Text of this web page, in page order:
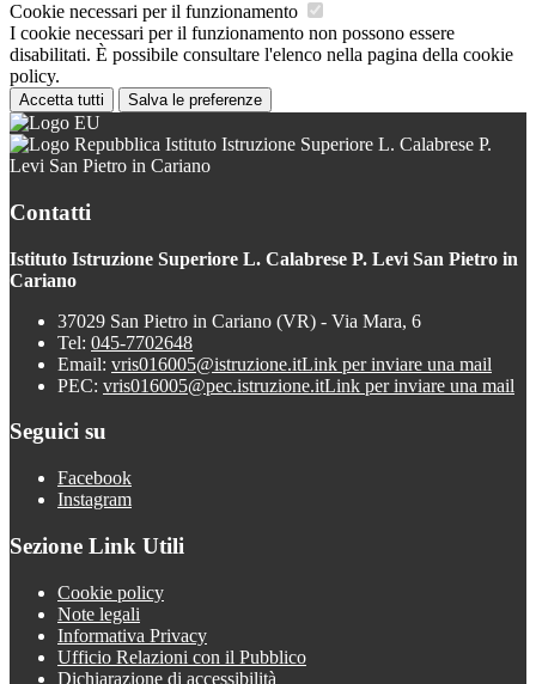
Cookie necessari per il funzionamento
I cookie necessari per il funzionamento non possono essere
disabilitati. È possibile consultare l'elenco nella pagina della cookie
policy.
Accetta tutti Salva le preferenze
Istituto Istruzione Superiore L. Calabrese P.
Levi San Pietro in Cariano
Contatti
Istituto Istruzione Superiore L. Calabrese P. Levi San Pietro in
Cariano
37029 San Pietro in Cariano (VR) - Via Mara, 6
Tel: 045-7702648
Email: vris016005@istruzione.itLink per inviare una mail
PEC: vris016005@pec.istruzione.itLink per inviare una mail
Seguici su
Facebook
Instagram
Sezione Link Utili
Cookie policy
Note legali
Informativa Privacy
Ufficio Relazioni con il Pubblico
Dichiarazione di accessibilità